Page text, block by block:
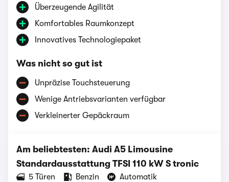
Überzeugende Agilität
Komfortables Raumkonzept
Innovatives Technologiepaket
Was nicht so gut ist
Unpräzise Touchsteuerung
Wenige Antriebsvarianten verfügbar
Verkleinerter Gepäckraum
Am beliebtesten: Audi A5 Limousine
Standardausstattung TFSI 110 kW S tronic
‪5‬ Türen Benzin
Automatik